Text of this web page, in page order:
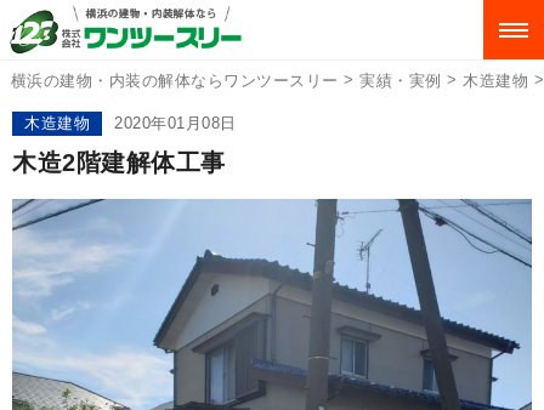
横浜の建物・内装の解体ならワンツースリー >実績・実例 > 木造建物
木造建物 2020年01月08日
木造2階建解体工事